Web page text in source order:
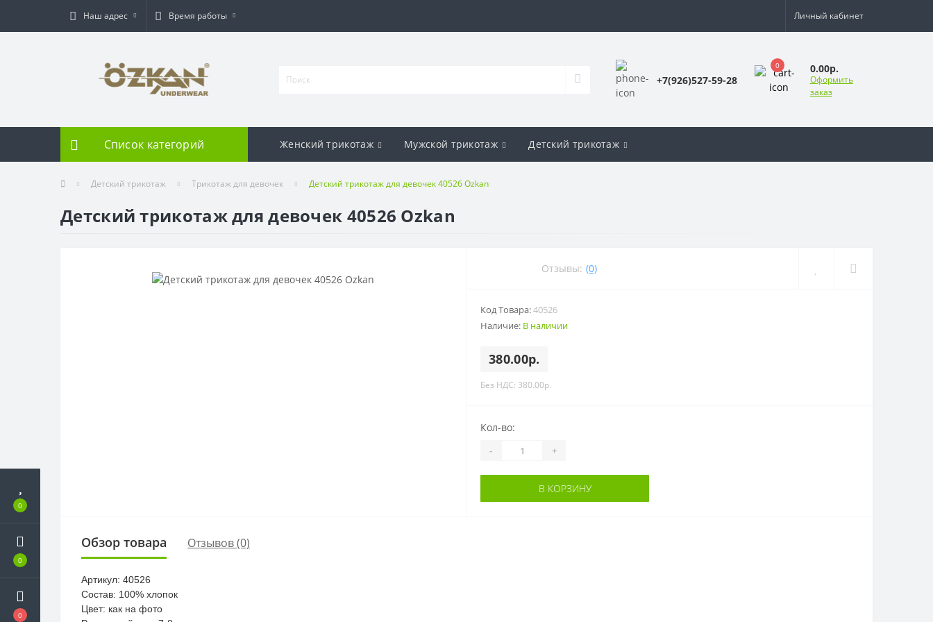
0
0
0
Наш адрес Время работы Личный кабинет
+7(926)527-59-28
0 0.00р.
Оформить
заказ
Список категорий Женский трикотаж Мужской трикотаж Детский трикотаж
Детский трикотаж Трикотаж для девочек Детский трикотаж для девочек 40526 Ozkan
Детский трикотаж для девочек 40526 Ozkan
Отзывы: (0)
Код Товара:40526
Наличие: В наличии
380.00р.
Без НДС: 380.00р.
Кол-во:
- +
В КОРЗИНУ
Обзор товара Отзывов (0)
Артикул: 40526
Состав: 100% хлопок
Цвет: как на фото